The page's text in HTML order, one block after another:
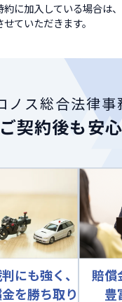
約に加入している場合は
ていただきます。
ノス総合法律事
ご契約後も安
にも強く、
を勝ち取り
賠償
豊